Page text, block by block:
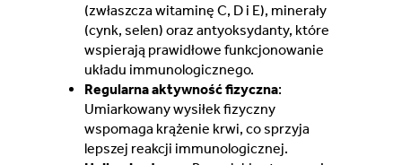
(zwłaszcza witaminę C, D i E), minerały
(cynk, selen) oraz antyoksydanty, które
wspierają prawidłowe funkcjonowanie
układu immunologicznego.
Regularna aktywność fizyczna:
Umiarkowany wysiłek fizyczny
wspomaga krążenie krwi, co sprzyja
lepszej reakcji immunologicznej.